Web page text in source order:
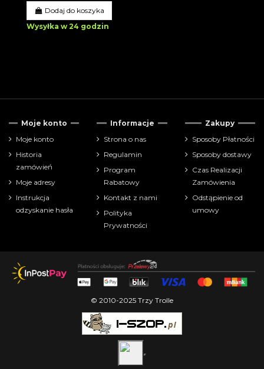
Dodaj do koszyka
Wysyłka w 24 godzin
Moje konto
Moje konto
Historia
zamówień
Moje adresy
Instrukcja
odzyskanie hasła
Informacje
Strona o nas
Regulamin
Program
Rabatowy
Kontakt z nami
Polityka
Prywatności
Zakupy
Sposoby Płatności
Sposoby dostawy
Czas Realizacji
Zamówienia
Odstąpienie od
umowy
© 2010-2025 Trzy Trolle